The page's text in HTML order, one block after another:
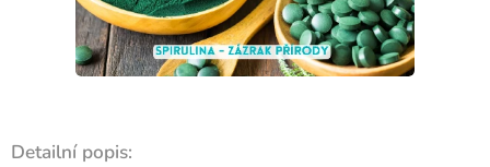
Detailní popis: